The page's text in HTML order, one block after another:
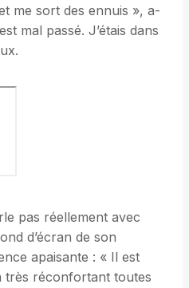
me sort des ennuis », a-
mal passé. J’étais dans
pas réellement avec
d’écran de son
apaisante : « Il est
très réconfortant toutes